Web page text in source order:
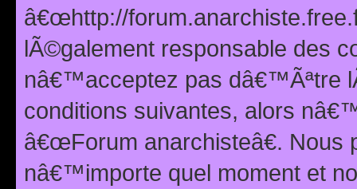
â€œhttp://
lÃ©galement responsable des
nâ€™acceptez pas dâ€™Ãªtre
conditions suivantes, alors
â€œForum anarchisteâ€.
nâ€™importe quel moment et